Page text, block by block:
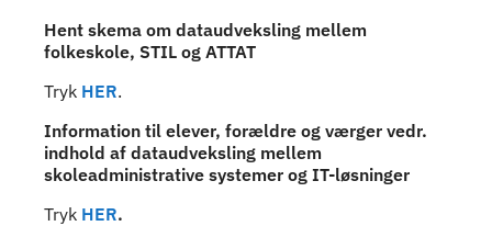
Indhold
Hent skema om dataudveksling mellem
folkeskole, STIL og ATTAT
Tryk HER.
Information til elever, forældre og værger vedr.
indhold af dataudveksling mellem
skoleadministrative systemer og IT-løsninger
Tryk HER.